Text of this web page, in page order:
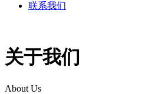
联系我们
关于我们
About Us